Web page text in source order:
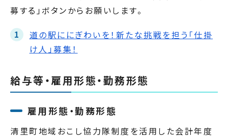
募する」ボタンからお願いします。
道の駅ににぎわいを！新たな挑戦を担う「仕掛
け人」募集！
給与等・雇用形態・勤務形態
雇用形態・勤務形態
清里町地域おこし協力隊制度を活用した会計年度